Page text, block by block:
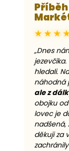
„Dnes
hledali.
náhodná
ale z
obojku
lovec je
nadšená,
děkuji za